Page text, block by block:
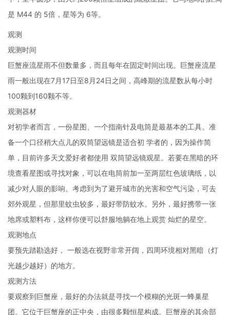
是 M44 的 5倍，星等为 6等。
观测
观测时间
巨蟹座流星雨不但数量多，而且每年在固定时间出现。巨蟹座流星
雨一般出现在7月17日至8月24日之间，高峰期的流星数从每小时
100颗到160颗不等。
观测器材
对初学者而言，一份星图、一个指南针及电筒是最基本的工具。准
备一个口径稍大点儿的双筒望远镜是适合初 学者的，因为操作简
单，目前许多天文爱好者都使用 双筒望远镜观星。若要在黑暗的环
境查看星图或寻找对象，可以在电筒前加一至两层红色玻璃纸，以
减少对人眼的影响。考虑到为了避开城市的光害和空气污染，可去
郊外观星，但那里蚊虫较多，最好带防蚊水。另外，最好携带一张
地席或塑料布，这样你便可以舒服地躺在地上观赏 灿烂的星空。
观测地点
要预先踏勘选好， 一般选在视野非常开阔，四周环境相对黑暗（灯
光越少越好）的地方。
观测方法
要观察到巨蟹座，最好的办法就是寻找一个模糊的光斑一蜂巢星
团。它位于巨蟹座的正中央，由很多颗恒星构成。巨蟹座的其余部